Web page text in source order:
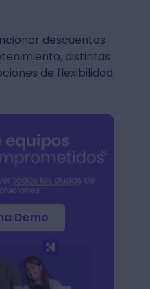
descuentos
distintas
de flexibilidad
Demo